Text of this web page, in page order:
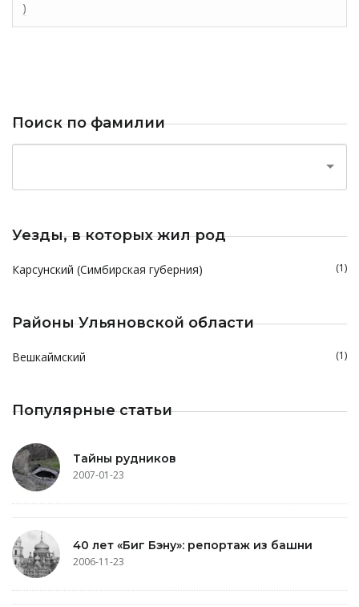
)
Поиск по фамилии
Уезды, в которых жил род
Карсунский (Симбирская губерния) (1)
Районы Ульяновской области
Вешкаймский (1)
Популярные статьи
Тайны рудников
2007-01-23
40 лет «Биг Бэну»: репортаж из башни
2006-11-23